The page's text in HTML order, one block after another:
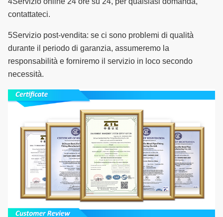
contattateci.
5Servizio post-vendita: se ci sono problemi di qualità
durante il periodo di garanzia, assumeremo la
responsabilità e forniremo il servizio in loco secondo
necessità.